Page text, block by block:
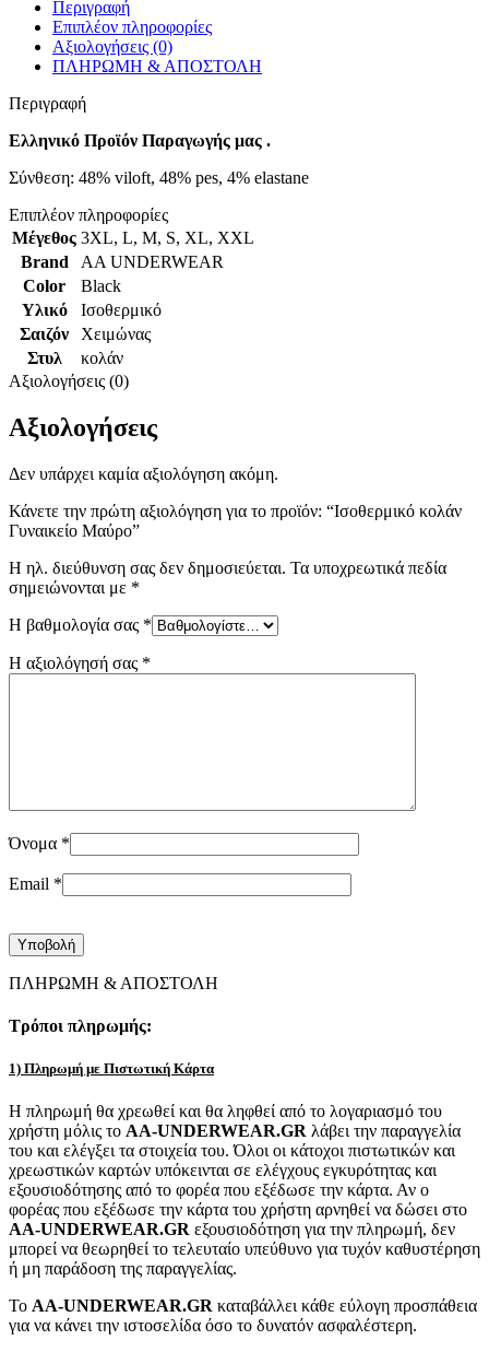
Περιγραφή
Επιπλέον πληροφορίες
Αξιολογήσεις (0)
ΠΛΗΡΩΜΗ & ΑΠΟΣΤΟΛΗ
Περιγραφή
Ελληνικό Προϊόν Παραγωγής μας .
Σύνθεση: 48% viloft, 48% pes, 4% elastane
Επιπλέον πληροφορίες
Μέγεθος 3XL, L, M, S, XL, XXL
Brand
AA UNDERWEAR
Color
Black
Υλικό
Ισοθερμικό
Σαιζόν
Χειμώνας
Στυλ
κολάν
Αξιολογήσεις (0)
Αξιολογήσεις
Δεν υπάρχει καμία αξιολόγηση ακόμη.
Κάνετε την πρώτη αξιολόγηση για το προϊόν: “Ισοθερμικό κολάν
Γυναικείο Μαύρο”
Η ηλ. διεύθυνση σας δεν δημοσιεύεται. Τα υποχρεωτικά πεδία
σημειώνονται με *
Η βαθμολογία σας *
Η αξιολόγησή σας *
Όνομα *
Email *
ΠΛΗΡΩΜΗ & ΑΠΟΣΤΟΛΗ
Τρόποι πληρωμής:
1) Πληρωμή με Πιστωτική Κάρτα
Η πληρωμή θα χρεωθεί και θα ληφθεί από το λογαριασμό του
χρήστη μόλις το AA-UNDERWEAR.GR λάβει την παραγγελία
του και ελέγξει τα στοιχεία του. Όλοι οι κάτοχοι πιστωτικών και
χρεωστικών καρτών υπόκεινται σε ελέγχους εγκυρότητας και
εξουσιοδότησης από το φορέα που εξέδωσε την κάρτα. Αν ο
φορέας που εξέδωσε την κάρτα του χρήστη αρνηθεί να δώσει στο
AA-UNDERWEAR.GR εξουσιοδότηση για την πληρωμή, δεν
μπορεί να θεωρηθεί το τελευταίο υπεύθυνο για τυχόν καθυστέρηση
ή μη παράδοση της παραγγελίας.
Το AA-UNDERWEAR.GR καταβάλλει κάθε εύλογη προσπάθεια
για να κάνει την ιστοσελίδα όσο το δυνατόν ασφαλέστερη.